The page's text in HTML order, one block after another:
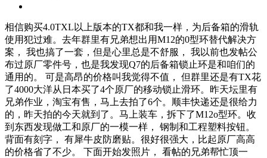
相信购买4.0TXL以上版本的TX都和我一样，为后备箱的滑轨
使用犯过难。去年群里有兄弟想出用M12的0型环替代解决方
案， 我也搞了一套，但是心里总是不舒服， 我以前也发帖公
布过原厂零件号，也是我发现Q7的后备箱锁止环是和咱们的
通用的。 可是高昂的价格叫我觉得不值， 但群里还是有TX花
了4000大洋从日本买了4个原厂的移动锁止滑环。昨天坛里有
兄弟作业，淘宝有售，马上去拍了6个。顺丰快递还是很给力
的，昨天拍的今天就到了。马上装车，拆下了M12o型环。收
到东西发现做工和原厂的一模一样， 钢制和工程塑料按钮。
背面有刻字， 有犀牛皮防磨贴。很好很强大，比起原厂高高
的价格省了不少。 下面开始发照片， 看帖的兄弟帮忙顶一